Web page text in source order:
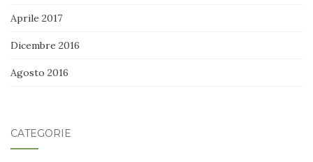
Aprile 2017
Dicembre 2016
Agosto 2016
CATEGORIE